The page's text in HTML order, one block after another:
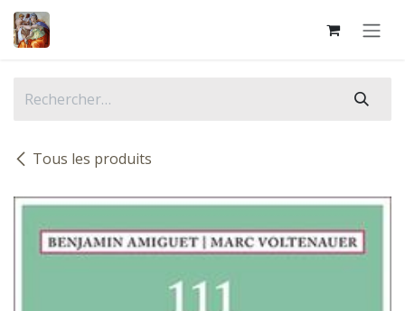
Se rendre au contenu
Tous les produits